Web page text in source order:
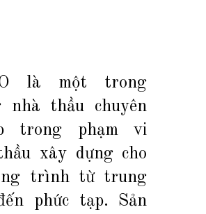
là một trong
nhà thầu chuyên
trong phạm vi
xây dựng cho
trình từ trung
phức tạp. Sản